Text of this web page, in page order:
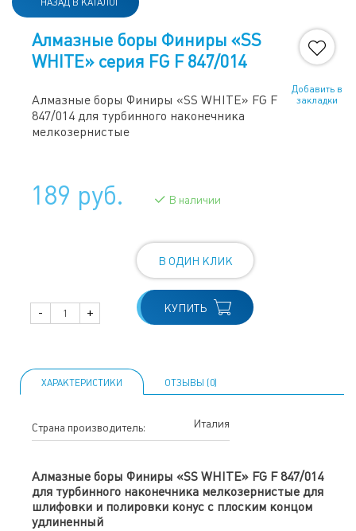
НАЗАД В КАТАЛОГ
Алмазные боры Финиры «SS
WHITE» серия FG F 847/014
Алмазные боры Финиры «SS WHITE» FG F
847/014 для турбинного наконечника
мелкозернистые
Добавить в
закладки
189 руб. В наличии
- +
В ОДИН КЛИК
КУПИТЬ
ХАРАКТЕРИСТИКИ ОТЗЫВЫ (0)
Страна производитель: Италия
Алмазные боры Финиры «SS WHITE» FG F 847/014
для турбинного наконечника мелкозернистые для
шлифовки и полировки конус с плоским концом
удлиненный